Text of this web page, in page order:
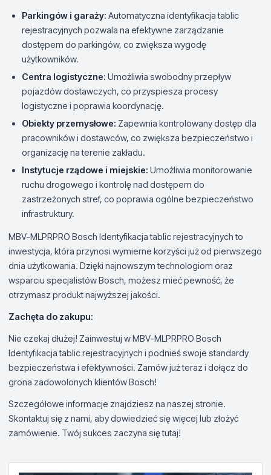
Parkingów i garaży: Automatyczna identyfikacja tablic
rejestracyjnych pozwala na efektywne zarządzanie
dostępem do parkingów, co zwiększa wygodę
użytkowników.
Centra logistyczne: Umożliwia swobodny przepływ
pojazdów dostawczych, co przyspiesza procesy
logistyczne i poprawia koordynację.
Obiekty przemysłowe: Zapewnia kontrolowany dostęp dla
pracowników i dostawców, co zwiększa bezpieczeństwo i
organizację na terenie zakładu.
Instytucje rządowe i miejskie: Umożliwia monitorowanie
ruchu drogowego i kontrolę nad dostępem do
zastrzeżonych stref, co poprawia ogólne bezpieczeństwo
infrastruktury.
MBV-MLPRPRO Bosch Identyfikacja tablic rejestracyjnych to
inwestycja, która przynosi wymierne korzyści już od pierwszego
dnia użytkowania. Dzięki najnowszym technologiom oraz
wsparciu specjalistów Bosch, możesz mieć pewność, że
otrzymasz produkt najwyższej jakości.
Zachęta do zakupu:
Nie czekaj dłużej! Zainwestuj w MBV-MLPRPRO Bosch
Identyfikacja tablic rejestracyjnych i podnieś swoje standardy
bezpieczeństwa i efektywności. Zamów już teraz i dołącz do
grona zadowolonych klientów Bosch!
Szczegółowe informacje znajdziesz na naszej stronie.
Skontaktuj się z nami, aby dowiedzieć się więcej lub złożyć
zamówienie. Twój sukces zaczyna się tutaj!